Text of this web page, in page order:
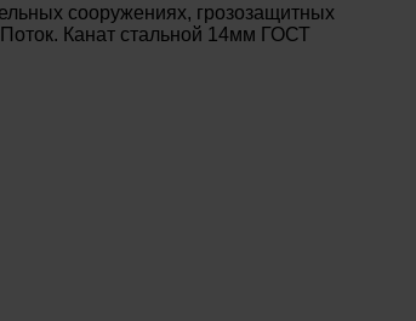
сооружениях, грозозащитных
Канат стальной 14мм ГОСТ